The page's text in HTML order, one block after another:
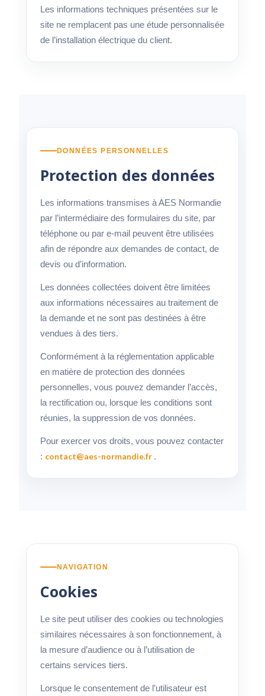
Les informations techniques présentées sur le
site ne remplacent pas une étude personnalisée
de l’installation électrique du client.
DONNÉES PERSONNELLES
Protection des données
Les informations transmises à AES Normandie
par l’intermédiaire des formulaires du site, par
téléphone ou par e-mail peuvent être utilisées
afin de répondre aux demandes de contact, de
devis ou d’information.
Les données collectées doivent être limitées
aux informations nécessaires au traitement de
la demande et ne sont pas destinées à être
vendues à des tiers.
Conformément à la réglementation applicable
en matière de protection des données
personnelles, vous pouvez demander l’accès,
la rectification ou, lorsque les conditions sont
réunies, la suppression de vos données.
Pour exercer vos droits, vous pouvez contacter
: contact@aes-normandie.fr .
NAVIGATION
Cookies
Le site peut utiliser des cookies ou technologies
similaires nécessaires à son fonctionnement, à
la mesure d’audience ou à l’utilisation de
certains services tiers.
Lorsque le consentement de l’utilisateur est